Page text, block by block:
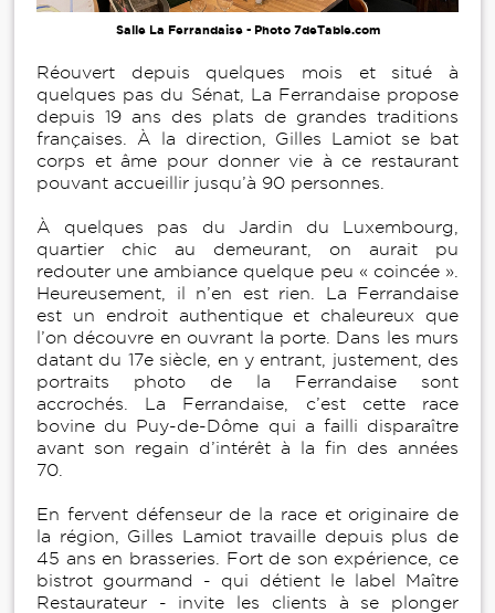
Salle La Ferrandaise - Photo 7deTable.com
Réouvert depuis quelques mois et situé à
quelques pas du Sénat, La Ferrandaise propose
depuis 19 ans des plats de grandes traditions
françaises. À la direction, Gilles Lamiot se bat
corps et âme pour donner vie à ce restaurant
pouvant accueillir jusqu’à 90 personnes.
À quelques pas du Jardin du Luxembourg,
quartier chic au demeurant, on aurait pu
redouter une ambiance quelque peu « coincée ».
Heureusement, il n’en est rien. La Ferrandaise
est un endroit authentique et chaleureux que
l’on découvre en ouvrant la porte. Dans les murs
datant du 17e siècle, en y entrant, justement, des
portraits photo de la Ferrandaise sont
accrochés. La Ferrandaise, c’est cette race
bovine du Puy-de-Dôme qui a failli disparaître
avant son regain d’intérêt à la fin des années
70.
En fervent défenseur de la race et originaire de
la région, Gilles Lamiot travaille depuis plus de
45 ans en brasseries. Fort de son expérience, ce
bistrot gourmand - qui détient le label Maître
Restaurateur - invite les clients à se plonger